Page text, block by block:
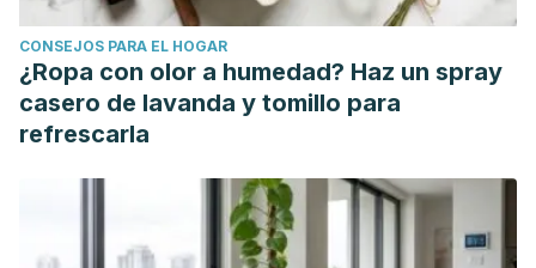
de intervalos de alta intensidad (HIIT) en adultos mayores:
una revisión sistemática. PensarMov [Internet]. 23may2019
[citado 18mar.2022];17(1):e35494. Available from:
https://revistas.ucr.ac.cr/index.php/pem/article/view/35494
Castillo Mariqueo, Lidia, Thuiller Lepelegy, Nicole, Bórquez
Becerra, Pablo, Sepúlveda Mancilla, Carlos, Rebolledo
Quezada, Sara, Efectos de 8 semanas de entrenamiento
CONSEJOS PARA EL HOGAR
¿Ropa con olor a humedad? Haz un spray
casero de lavanda y tomillo para
refrescarla